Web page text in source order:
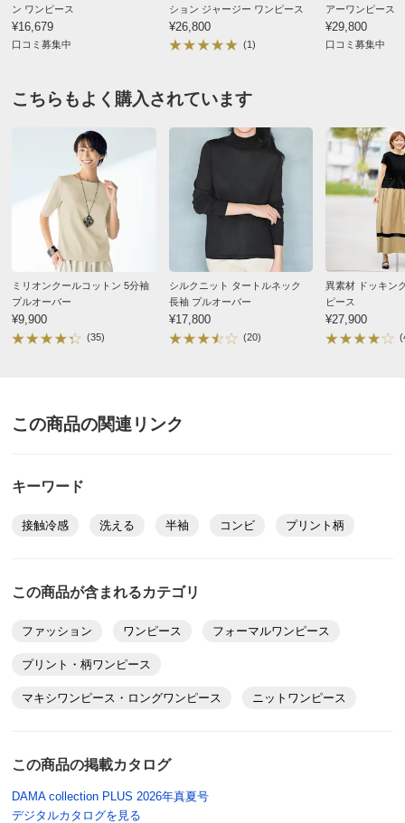
ヒップ(適応) 87～95 92～100
重量（約ｇ） 600 -
サイズを参考に掲載しています。
■全体のサイズ感はやや大きめの作りです。サイズご検討
の方は通常サイズよりもワンサイズ下をお薦めいたしま
■素材の特性上、やや重みを感じる場合があります。
サイズ表記について（ファッション） 商品の測定について
スタッフA
すべての口コミを見る
ン ワンピース
¥16,679
口コミ募集中
ション ジャージー ワンピース
¥26,800
(1)
アーワンピース
¥29,800
口コミ募集中
こちらもよく購入されています
ミリオンクールコットン 5分袖
プルオーバー
¥9,900
(35)
シルクニット タートルネック
長袖 プルオーバー
¥17,800
(20)
異素材 ドッキン
ピース
¥27,900
この商品の関連リンク
キーワード
接触冷感 洗える 半袖 コンビ プリント柄
この商品が含まれるカテゴリ
ファッション ワンピース フォーマルワンピース
プリント・柄ワンピース
マキシワンピース・ロングワンピース ニットワンピース
この商品の掲載カタログ
DAMA collection PLUS 2026年真夏号
デジタルカタログを見る